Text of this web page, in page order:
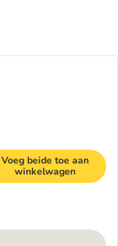
Voeg beide toe aan
winkelwagen